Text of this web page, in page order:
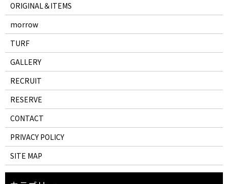
ORIGINAL＆ITEMS
morrow
TURF
GALLERY
RECRUIT
RESERVE
CONTACT
PRIVACY POLICY
SITE MAP